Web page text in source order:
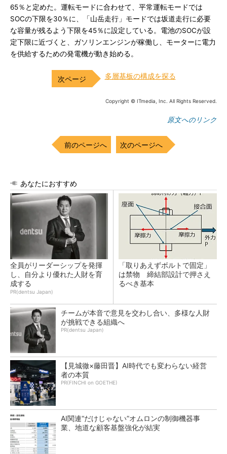
65％と定めた。運転モードに合わせて、平常運転モードでは
SOCの下限を30％に、「山岳走行」モードでは坂道走行に必要
な容量が残るよう下限を45％に設定している。電池のSOCが設
定下限に近づくと、ガソリンエンジンが稼働し、モーターに電力
を供給するための発電機が動き始める。
多層基板の構成を探る
Copyright © ITmedia, Inc. All Rights Reserved.
原文へのリンク
前のページへ 次のページへ
あなたにおすすめ
全員がリーダーシップを発揮
し、自分より優れた人財を育
成する
PR(dentsu Japan)
「取りあえずボルトで固定」
は禁物 締結部設計で押さえ
るべき基本
チームが本音で意見を交わし合い、多様な人財
が挑戦できる組織へ
PR(dentsu Japan)
【見城徹×藤田晋】AI時代でも変わらない経営
者の本質
PR(FINCHI on GOETHE)
AI関連“だけじゃない”オムロンの制御機器事
業、地道な顧客基盤強化が結実